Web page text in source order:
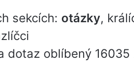
sekcích: otázky,
dotaz oblíbený 16035